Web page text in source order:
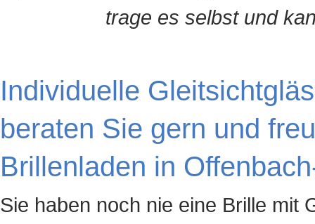
trage es selbst und
Individuelle
beraten Sie gern und
Brillenladen in
Sie haben noch nie eine Brille mit